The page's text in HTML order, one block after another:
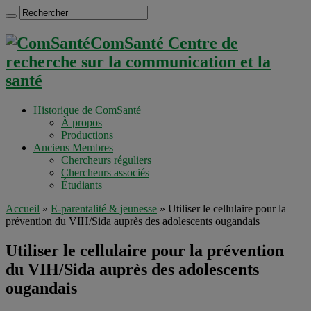
ComSanté Centre de
recherche sur la communication et la
santé
Historique de ComSanté
À propos
Productions
Anciens Membres
Chercheurs réguliers
Chercheurs associés
Étudiants
Accueil » E-parentalité & jeunesse » Utiliser le cellulaire pour la
prévention du VIH/Sida auprès des adolescents ougandais
Utiliser le cellulaire pour la prévention
du VIH/Sida auprès des adolescents
ougandais